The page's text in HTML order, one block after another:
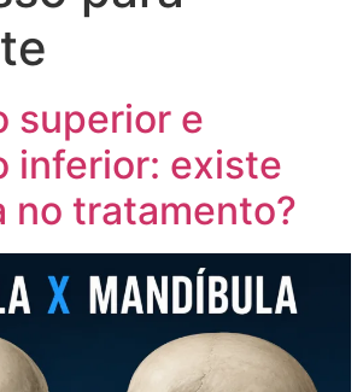
superior e
inferior: existe
no tratamento?